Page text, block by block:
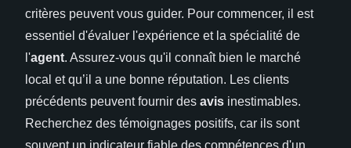
critères peuvent vous guider. Pour commencer, il est
essentiel d'évaluer l'expérience et la spécialité de
l'agent. Assurez-vous qu'il connaît bien le marché
local et qu’il a une bonne réputation. Les clients
précédents peuvent fournir des avis inestimables.
Recherchez des témoignages positifs, car ils sont
souvent un indicateur fiable des compétences d'un